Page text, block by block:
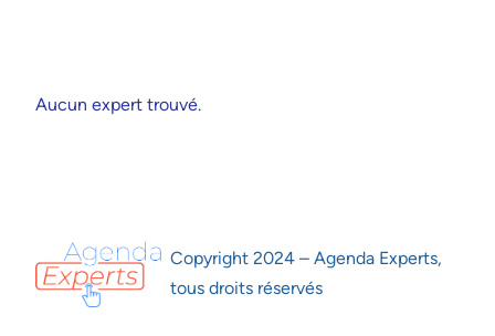
Aucun expert trouvé.
Copyright 2024 – Agenda Experts,
tous droits réservés